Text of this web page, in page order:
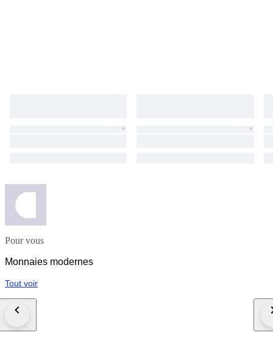
Pour vous
Monnaies modernes
Tout voir